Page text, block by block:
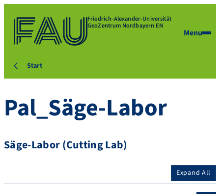
Friedrich-Alexander-Universität
GeoZentrum Nordbayern EN
Menu
Start
Pal_Säge-Labor
Säge-Labor (Cutting Lab)
Expand All